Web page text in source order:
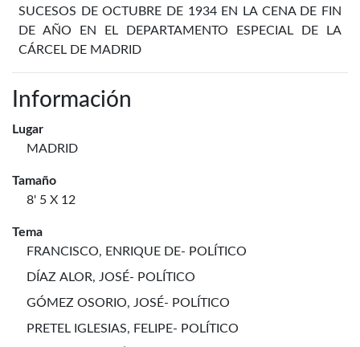
SUCESOS DE OCTUBRE DE 1934 EN LA CENA DE FIN
DE AÑO EN EL DEPARTAMENTO ESPECIAL DE LA
CÁRCEL DE MADRID
Información
Lugar
MADRID
Tamaño
8' 5 X 12
Tema
FRANCISCO, ENRIQUE DE- POLÍTICO
DÍAZ ALOR, JOSÉ- POLÍTICO
GÓMEZ OSORIO, JOSÉ- POLÍTICO
PRETEL IGLESIAS, FELIPE- POLÍTICO